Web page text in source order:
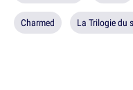
Charmed La Trilogie du